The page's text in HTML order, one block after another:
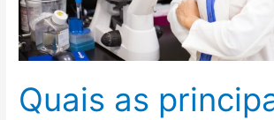
Quais as
laboratório?